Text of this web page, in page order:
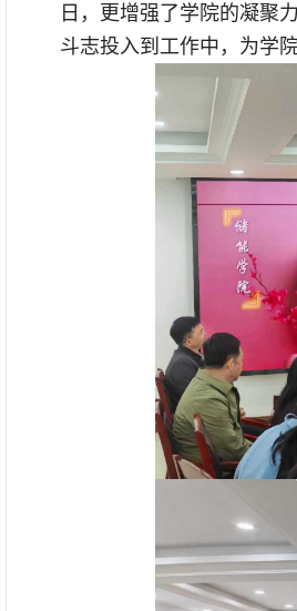
日，更增强了学院的凝聚
斗志投入到工作中，为学